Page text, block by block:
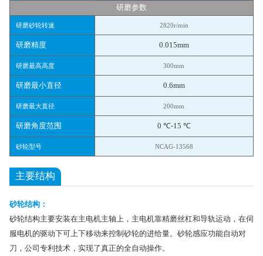
研磨参数
研磨砂轮转速 2820r/min
研磨精度 0.015mm
研磨最高高度 300mm
研磨最小直径 0.6mm
研磨最大直径 200mm
研磨角度范围 0 ℃-15 ℃
砂轮型号 NCAG-13568
主要结构
砂轮结构：
砂轮结构主要安装在主电机主轴上，主电机靠精磨丝杠和导轨运动，在伺
服电机的驱动下可上下移动来控制砂轮的进给量。砂轮感应功能自动对
刀，公司专利技术，实现了真正的全自动操作。